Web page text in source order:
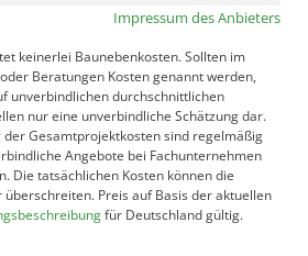
Impressum des Anbieters
keinerlei Baunebenkosten. Sollten im
Beratungen Kosten genannt werden,
unverbindlichen durchschnittlichen
nur eine unverbindliche Schätzung dar.
der Gesamtprojektkosten sind regelmäßig
Angebote bei Fachunternehmen
Die tatsächlichen Kosten können die
Preis auf Basis der aktuellen
für Deutschland gültig.